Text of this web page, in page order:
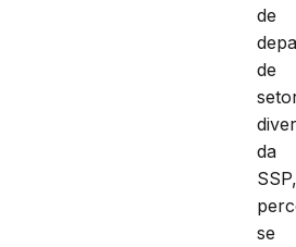
de
de
da
se